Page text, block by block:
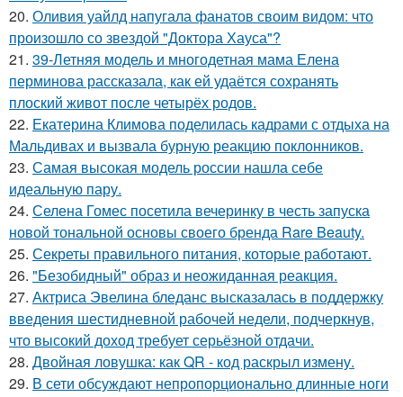
20. Оливия уайлд напугала фанатов своим видом: что
произошло со звездой "Доктора Хауса"?
21. 39-Летняя модель и многодетная мама Елена
перминова рассказала, как ей удаётся сохранять
плоский живот после четырёх родов.
22. Екатерина Климова поделилась кадрами с отдыха на
Мальдивах и вызвала бурную реакцию поклонников.
23. Самая высокая модель россии нашла себе
идеальную пару.
24. Селена Гомес посетила вечеринку в честь запуска
новой тональной основы своего бренда Rare Beauty.
25. Секреты правильного питания, которые работают.
26. "Безобидный" образ и неожиданная реакция.
27. Актриса Эвелина бледанс высказалась в поддержку
введения шестидневной рабочей недели, подчеркнув,
что высокий доход требует серьёзной отдачи.
28. Двойная ловушка: как QR - код раскрыл измену.
29. В сети обсуждают непропорционально длинные ноги